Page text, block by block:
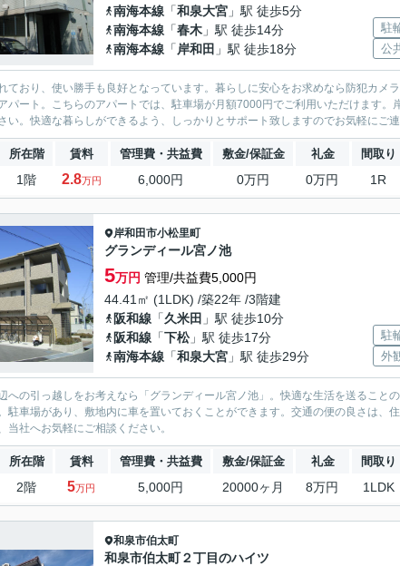
南海本線 「和泉大宮 」駅 徒歩5分
南海本線 「春木 」駅 徒歩14分
南海本線 「 岸和田 」駅 徒歩18分
駐
公
ており、使い勝手も良好となっています。暮らしに安心をお求めなら防犯カメ
パート。こちらのアパートでは、駐車場が月額7000円でご利用いただけます
い。快適な暮らしができるよう、しっかりとサポート致しますのでお気軽にご連
所在階 賃料 管理費・共益費 敷金/保証金 礼金 間取り
1階 2.8万円 6,000円 0万円 0万円 1R
岸和田市小松里町
グランディール宮ノ池
5万円 管理/共益費5,000円
44.41㎡ (1LDK) /築22年 /3階建
阪和線 「久米田 」駅 徒歩10分
阪和線 「下松」駅 徒歩17分
南海本線 「和泉大宮 」駅 徒歩29分
駐
外
への引っ越しをお考えなら「グランディール宮ノ池」。快適な生活を送ること
駐車場があり、敷地内に車を置いておくことができます。交通の便の良さは、
当社へお気軽にご相談ください。
所在階 賃料 管理費・共益費 敷金/保証金 礼金 間取り
2階 5万円 5,000円 20000ヶ月 8万円 1LDK
和泉市伯太町
和泉市伯太町２丁目のハイツ